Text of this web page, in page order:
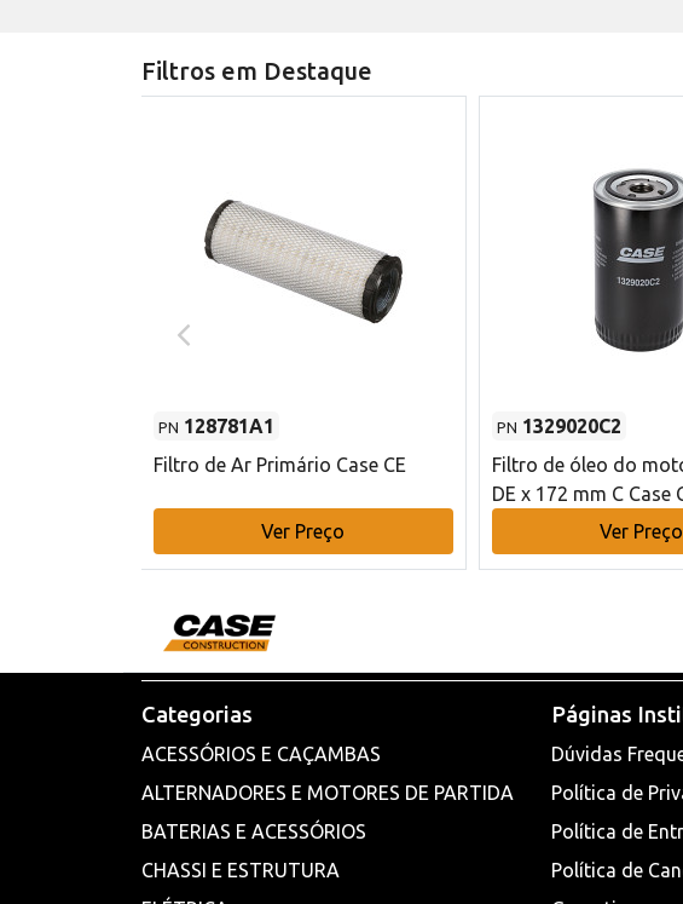
Filtros em Destaque
PN 128781A1
Filtro de Ar Primário Case CE
Ver Preço
PN 1329020C2
Filtro de óleo do
DE x 172 mm C Case
Ver Preço
Categorias
ACESSÓRIOS E CAÇAMBAS
ALTERNADORES E MOTORES DE PARTIDA
BATERIAS E ACESSÓRIOS
CHASSI E ESTRUTURA
Páginas
Dúvidas
Política de
Política de
Política de